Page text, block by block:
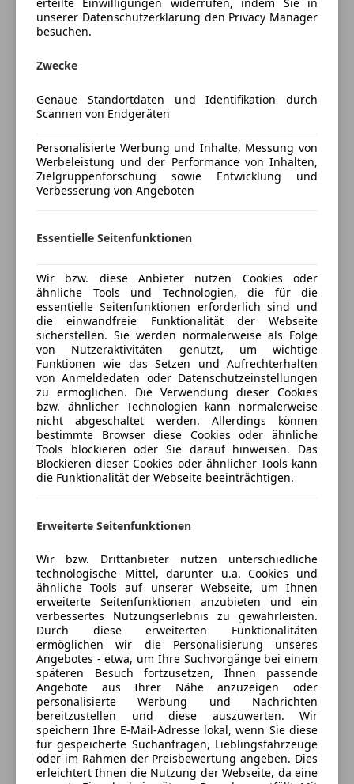
Sitzheizung
Start/Stop-Automatik
Freisprecheinrichtung
Radio
Soundsystem
USB
Sicherheit
Alarmanlage
Fahrerairbag
Geschwindigkeits-begrenzungsanlage
Isofix
Laserlicht
Reifendruckkontrollsystem
Servolenkung
Spurhalteassistent
Tagfahrlicht
Verkehrszeichenerkennung
Wegfahrsperre
Extras
Anhängerkupplung
Innenspiegel automatisch abblendend
Scheinwerferreinigung
Sportsitze
Touchscreen
Garantieversicherung gegen Aufpreis möglich! Fotos
und Beschreibung auf www.autoseidl.at oder
93 83 - Hr. Robert Gollner, 0664/924 09 09 - Hr. Werner
(Eingabefehler vorbehalten)
Preisbewertung
Mehr anzeigen
Versicherung
anpassen
Freischaden-Gutschein ab Stufe 0
Auto einfach online versichern & Rabatt holen
Jetzt berechnen
Verkäufer Händler
Sternebewertung 4.5 von 5
4,5Sterne
Anbieter auf AutoScout24 seit 2009
VERKAUF
Geschlossen
Öffnet um 8:00 Fr.
Schubertgasse 1 ,
8200 Gleisdorf, AT
Kontakt
Manuel Seidl
unserer Datenschutzerklärung den Privacy Manager
besuchen.
Zwecke
Genaue Standortdaten und Identifikation durch
Scannen von Endgeräten
Personalisierte Werbung und Inhalte, Messung von
Werbeleistung und der Performance von Inhalten,
Zielgruppenforschung sowie Entwicklung und
Verbesserung von Angeboten
Essentielle Seitenfunktionen
Wir bzw. diese Anbieter nutzen Cookies oder
ähnliche Tools und Technologien, die für die
essentielle Seitenfunktionen erforderlich sind und
die einwandfreie Funktionalität der Webseite
sicherstellen. Sie werden normalerweise als Folge
von Nutzeraktivitäten genutzt, um wichtige
Funktionen wie das Setzen und Aufrechterhalten
von Anmeldedaten oder Datenschutzeinstellungen
zu ermöglichen. Die Verwendung dieser Cookies
bzw. ähnlicher Technologien kann normalerweise
nicht abgeschaltet werden. Allerdings können
bestimmte Browser diese Cookies oder ähnliche
Tools blockieren oder Sie darauf hinweisen. Das
Blockieren dieser Cookies oder ähnlicher Tools kann
die Funktionalität der Webseite beeinträchtigen.
Erweiterte Seitenfunktionen
Wir bzw. Drittanbieter nutzen unterschiedliche
technologische Mittel, darunter u.a. Cookies und
ähnliche Tools auf unserer Webseite, um Ihnen
erweiterte Seitenfunktionen anzubieten und ein
verbessertes Nutzungserlebnis zu gewährleisten.
Durch diese erweiterten Funktionalitäten
ermöglichen wir die Personalisierung unseres
Angebotes - etwa, um Ihre Suchvorgänge bei einem
späteren Besuch fortzusetzen, Ihnen passende
Angebote aus Ihrer Nähe anzuzeigen oder
personalisierte Werbung und Nachrichten
bereitzustellen und diese auszuwerten. Wir
speichern Ihre E-Mail-Adresse lokal, wenn Sie diese
für gespeicherte Suchanfragen, Lieblingsfahrzeuge
oder im Rahmen der Preisbewertung angeben. Dies
erleichtert Ihnen die Nutzung der Webseite, da eine